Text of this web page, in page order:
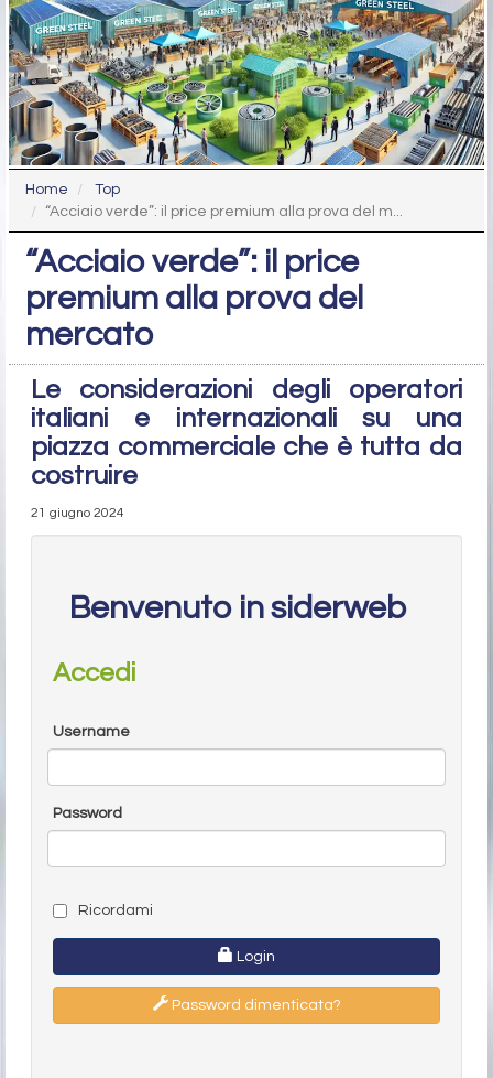
Home
Top
“Acciaio verde”: il price premium alla prova del m...
“Acciaio verde”: il price
premium alla prova del
mercato
Le considerazioni degli operatori
italiani e internazionali su una
piazza commerciale che è tutta da
costruire
21 giugno 2024
Benvenuto in siderweb
Accedi
Username
Password
Ricordami
Login
Password dimenticata?